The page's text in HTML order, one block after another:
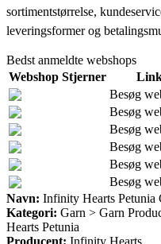
sortimentstørrelse,
leveringsformer og
Bedst anmeldte webshops
Webshop Stjerner
Besøg
Besøg
Besøg
Besøg
Besøg
Besøg
Navn: Infinity Hearts Petunia
Kategori: Garn > Garn
Hearts Petunia
Producent: Infinity Hearts